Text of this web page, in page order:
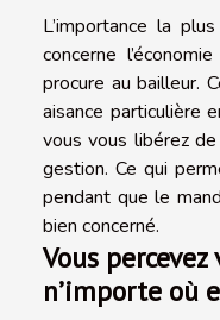
L’importance la
concerne
procure au bailleur.
aisance particulière
vous vous libérez
gestion. Ce qui
pendant que le
bien concerné.
Vous
n’importe où